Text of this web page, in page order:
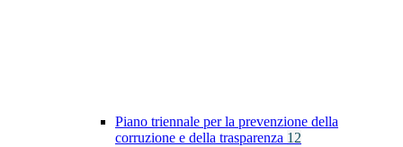
Piano triennale per la prevenzione della
corruzione e della trasparenza 12